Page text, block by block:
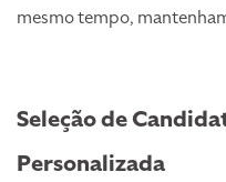
mesmo tempo,
Seleção de
Personalizada